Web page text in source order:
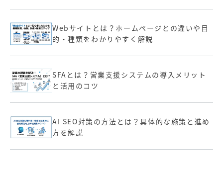
Webサイトとは？ホームページとの違いや目
的・種類をわかりやすく解説
SFAとは？営業支援システムの導入メリット
と活用のコツ
AI SEO対策の方法とは？具体的な施策と進め
方を解説